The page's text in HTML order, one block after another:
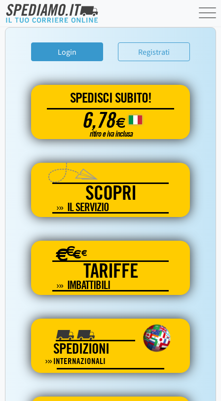
Login Registrati
SPEDISCI SUBITO!
6,78€
ritiro e iva inclusa
SCOPRI
IL SERVIZIO
€€€€
TARIFFE
IMBATTIBILI
SPEDIZIONI
INTERNAZIONALI